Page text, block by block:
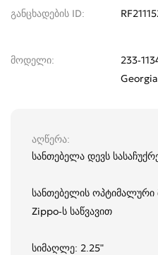
განცხადების ID
მოდელი
233-
აღწერა
სანთებელა დევს
სანთებელის ოპტიმალური
Zippo-ს საწვავით
სიმაღლე: 2.25"